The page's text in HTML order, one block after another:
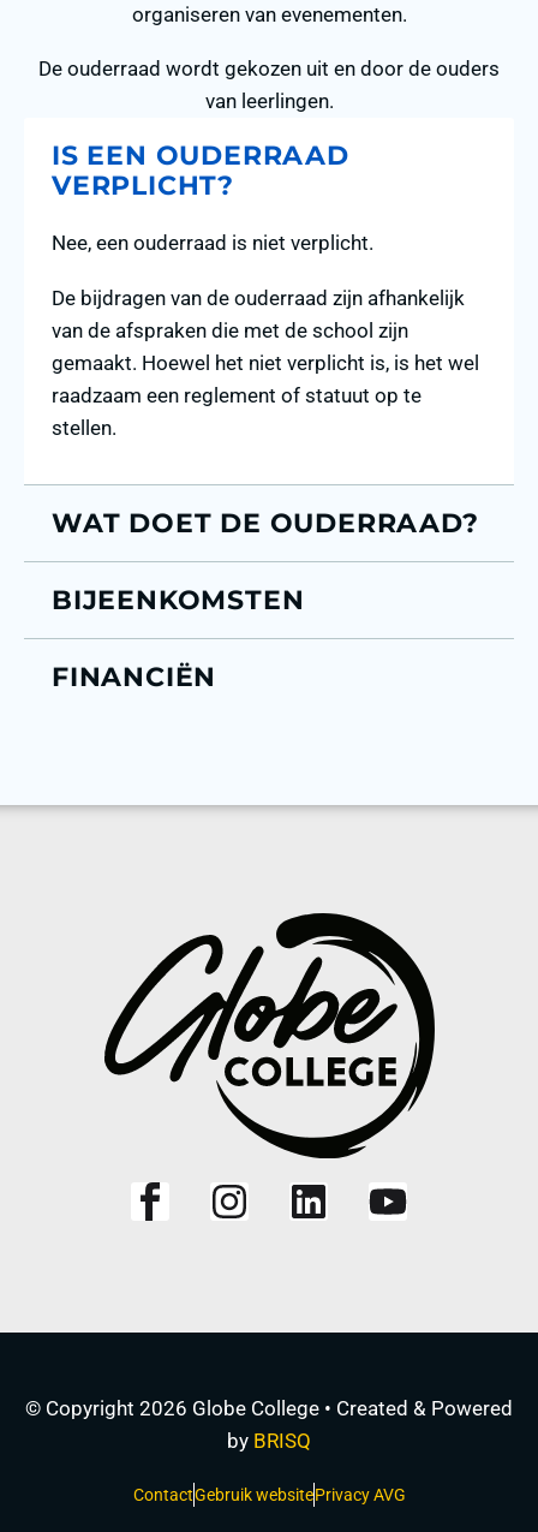
organiseren van evenementen.
De ouderraad wordt gekozen uit en door de ouders
van leerlingen.
IS EEN OUDERRAAD
VERPLICHT?
Nee, een ouderraad is niet verplicht.
De bijdragen van de ouderraad zijn afhankelijk
van de afspraken die met de school zijn
gemaakt. Hoewel het niet verplicht is, is het wel
raadzaam een reglement of statuut op te
stellen.
WAT DOET DE OUDERRAAD?
BIJEENKOMSTEN
FINANCIËN
© Copyright 2026 Globe College • Created & Powered
by BRISQ
ContactGebruik websitePrivacy AVG